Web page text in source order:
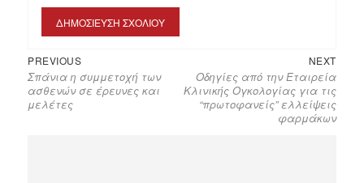
PREVIOUS
Σπάνια η συμμετοχή των
ασθενών σε έρευνες και
μελέτες
NEXT
Οδηγίες από την Εταιρεία
Κλινικής Ογκολογίας για τις
“πρωτοφανείς” ελλείψεις
φαρμάκων